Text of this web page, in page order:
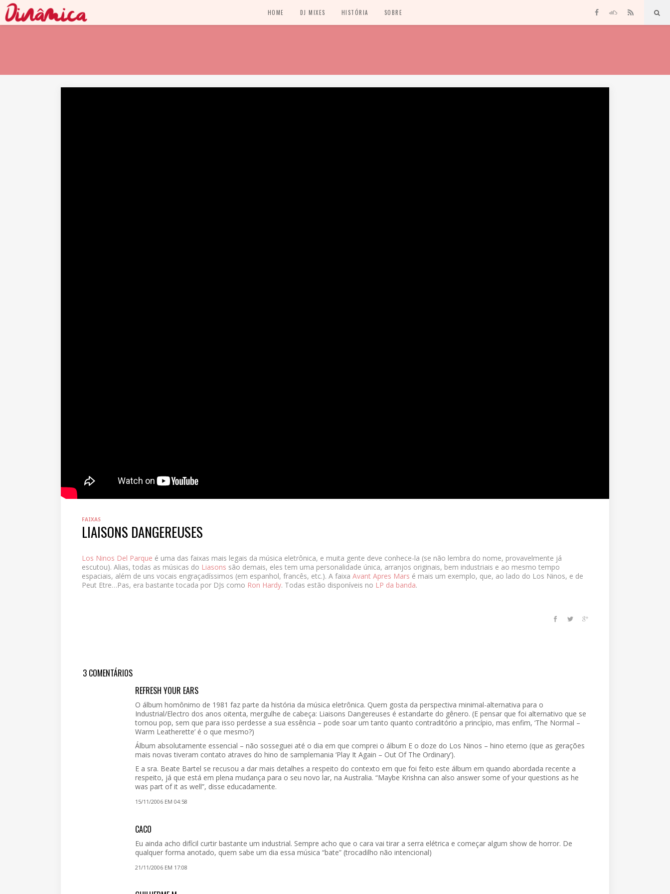
HOME DJ MIXES HISTÓRIA SOBRE
FAIXAS
LIAISONS DANGEREUSES
Los Ninos Del Parque é uma das faixas mais legais da música eletrônica, e muita gente deve conhece-la (se não lembra do nome, provavelmente já
escutou). Alias, todas as músicas do Liasons são demais, eles tem uma personalidade única, arranjos originais, bem industriais e ao mesmo tempo
espaciais, além de uns vocais engraçadíssimos (em espanhol, francês, etc.). A faixa Avant Apres Mars é mais um exemplo, que, ao lado do Los Ninos, e de
Peut Etre…Pas, era bastante tocada por DJs como Ron Hardy. Todas estão disponíveis no LP da banda.
3 COMENTÁRIOS
REFRESH YOUR EARS
O álbum homônimo de 1981 faz parte da história da música eletrônica. Quem gosta da perspectiva minimal-alternativa para o
Industrial/Electro dos anos oitenta, mergulhe de cabeça: Liaisons Dangereuses é estandarte do gênero. (E pensar que foi alternativo que se
tornou pop, sem que para isso perdesse a sua essência – pode soar um tanto quanto contraditório a princípio, mas enfim, ‘The Normal –
Warm Leatherette’ é o que mesmo?)
Álbum absolutamente essencial – não sosseguei até o dia em que comprei o álbum E o doze do Los Ninos – hino eterno (que as gerações
mais novas tiveram contato atraves do hino de samplemania ‘Play It Again – Out Of The Ordinary’).
E a sra. Beate Bartel se recusou a dar mais detalhes a respeito do contexto em que foi feito este álbum em quando abordada recente a
respeito, já que está em plena mudança para o seu novo lar, na Australia. “Maybe Krishna can also answer some of your questions as he
was part of it as well”, disse educadamente.
15/11/2006 EM 04:58
CACO
Eu ainda acho difícil curtir bastante um industrial. Sempre acho que o cara vai tirar a serra elétrica e começar algum show de horror. De
qualquer forma anotado, quem sabe um dia essa música “bate” (trocadilho não intencional)
21/11/2006 EM 17:08